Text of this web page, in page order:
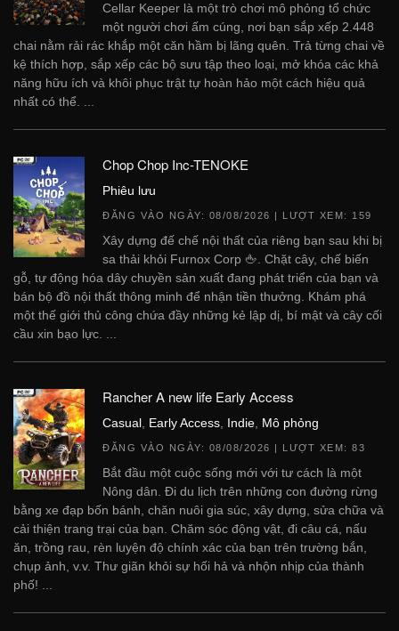
Cellar Keeper là một trò chơi mô phỏng tổ chức
một người chơi ấm cúng, nơi bạn sắp xếp 2.448
chai nằm rải rác khắp một căn hầm bị lãng quên. Trả từng chai về
kệ thích hợp, sắp xếp các bộ sưu tập theo loại, mở khóa các khả
năng hữu ích và khôi phục trật tự hoàn hảo một cách hiệu quả
nhất có thể. ...
Chop Chop Inc-TENOKE
Phiêu lưu
ĐĂNG VÀO NGÀY: 08/08/2026 | LƯỢT XEM: 159
Xây dựng đế chế nội thất của riêng bạn sau khi bị
sa thải khỏi Furnox Corp 🖕. Chặt cây, chế biến
gỗ, tự động hóa dây chuyền sản xuất đang phát triển của bạn và
bán bộ đồ nội thất thông minh để nhận tiền thưởng. Khám phá
một thế giới thủ công chứa đầy những kẻ lập dị, bí mật và cây cối
cầu xin bạo lực. ...
Rancher A new life Early Access
Casual Early Access Indie Mô phỏng
ĐĂNG VÀO NGÀY: 08/08/2026 | LƯỢT XEM: 83
Bắt đầu một cuộc sống mới với tư cách là một
Nông dân. Đi du lịch trên những con đường rừng
bằng xe đạp bốn bánh, chăn nuôi gia súc, xây dựng, sửa chữa và
cải thiện trang trại của bạn. Chăm sóc động vật, đi câu cá, nấu
ăn, trồng rau, rèn luyện độ chính xác của bạn trên trường bắn,
chụp ảnh, v.v. Thư giãn khỏi sự hối hả và nhộn nhịp của thành
phố! ...